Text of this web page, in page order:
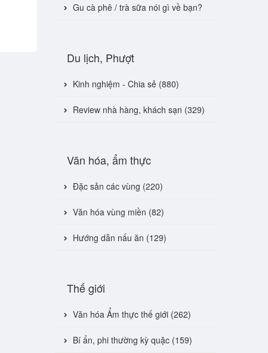
Gu cà phê / trà sữa nói gì về bạn?
Du lịch, Phượt
Kinh nghiệm - Chia sẻ (880)
Review nhà hàng, khách sạn (329)
Văn hóa, ẩm thực
Đặc sản các vùng (220)
Văn hóa vùng miền (82)
Hướng dẫn nấu ăn (129)
Thế giới
Văn hóa Ẩm thực thế giới (262)
Bí ẩn, phi thường kỳ quặc (159)